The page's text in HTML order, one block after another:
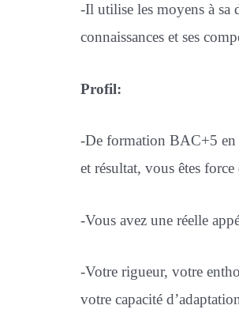
-Il utilise les moyens à sa
connaissances et ses
Profil:
-De formation BAC+5 en
et résultat, vous êtes
-Vous avez une réelle
-Votre rigueur, votre
votre capacité